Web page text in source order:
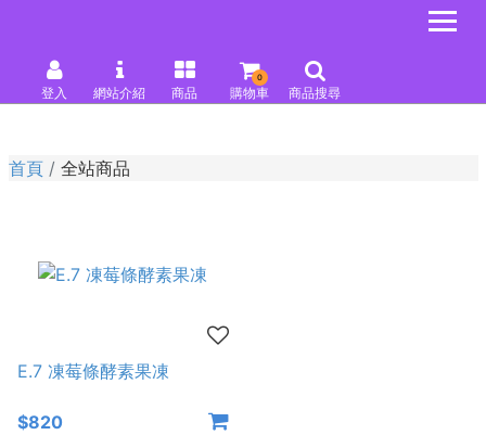
登入 網站介紹 商品 購物車
0
商品搜尋
首頁 全站商品
E.7 凍莓條酵素果凍
$820